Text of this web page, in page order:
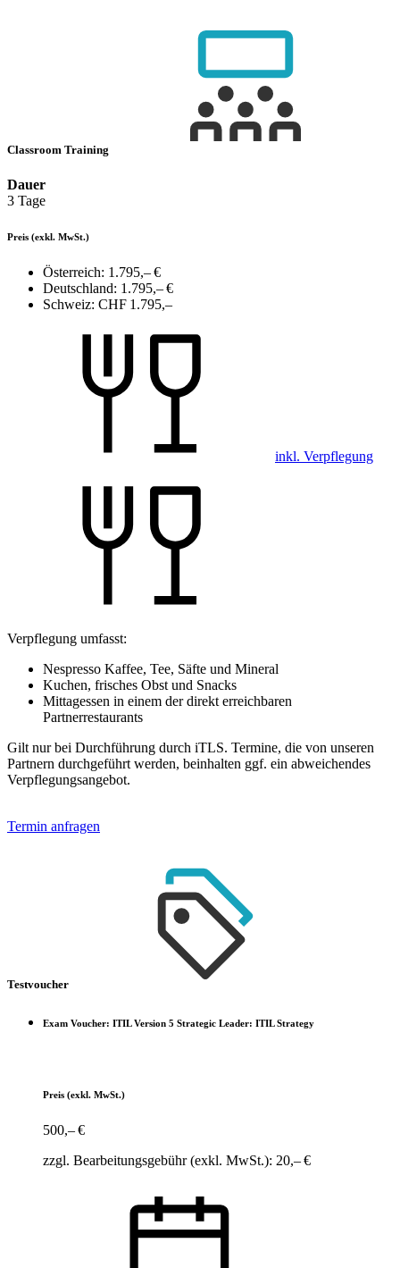
Classroom Training
Dauer
3 Tage
Preis (exkl. MwSt.)
Österreich: 1.795,– €
Deutschland: 1.795,– €
Schweiz: CHF 1.795,–
inkl. Verpflegung
Verpflegung umfasst:
Nespresso Kaffee, Tee, Säfte und Mineral
Kuchen, frisches Obst und Snacks
Mittagessen in einem der direkt erreichbaren
Partnerrestaurants
Gilt nur bei Durchführung durch iTLS. Termine, die von unseren
Partnern durchgeführt werden, beinhalten ggf. ein abweichendes
Verpflegungsangebot.
Termin anfragen
Testvoucher
Exam Voucher: ITIL Version 5 Strategic Leader: ITIL Strategy
Preis (exkl. MwSt.)
500,– €
zzgl. Bearbeitungsgebühr (exkl. MwSt.): 20,– €